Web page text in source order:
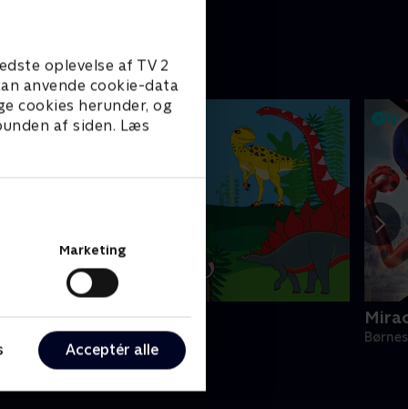
oplevelse af TV 2
anvende cookie-data
cookies herunder, og
af siden. Læs
Marketing
Acceptér alle
Deluxe
• 1 sæsoner